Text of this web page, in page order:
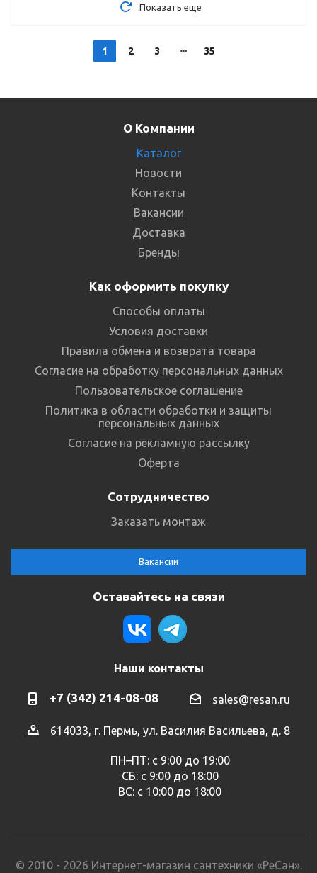
Показать еще
1 2 3 35
О Компании
Каталог
Новости
Контакты
Вакансии
Доставка
Бренды
Как оформить покупку
Способы оплаты
Условия доставки
Правила обмена и возврата товара
Согласие на обработку персональных данных
Пользовательское соглашение
Политика в области обработки и защиты
персональных данных
Согласие на рекламную рассылку
Оферта
Сотрудничество
Заказать монтаж
Вакансии
Оставайтесь на связи
Наши контакты
+7 (342) 214-08-08 sales@resan.ru
614033, г. Пермь, ул. Василия Васильева, д. 8
ПН–ПТ: с 9:00 до 19:00
СБ: с 9:00 до 18:00
ВС: с 10:00 до 18:00
© 2010 - 2026 Интернет-магазин сантехники «РеСан».